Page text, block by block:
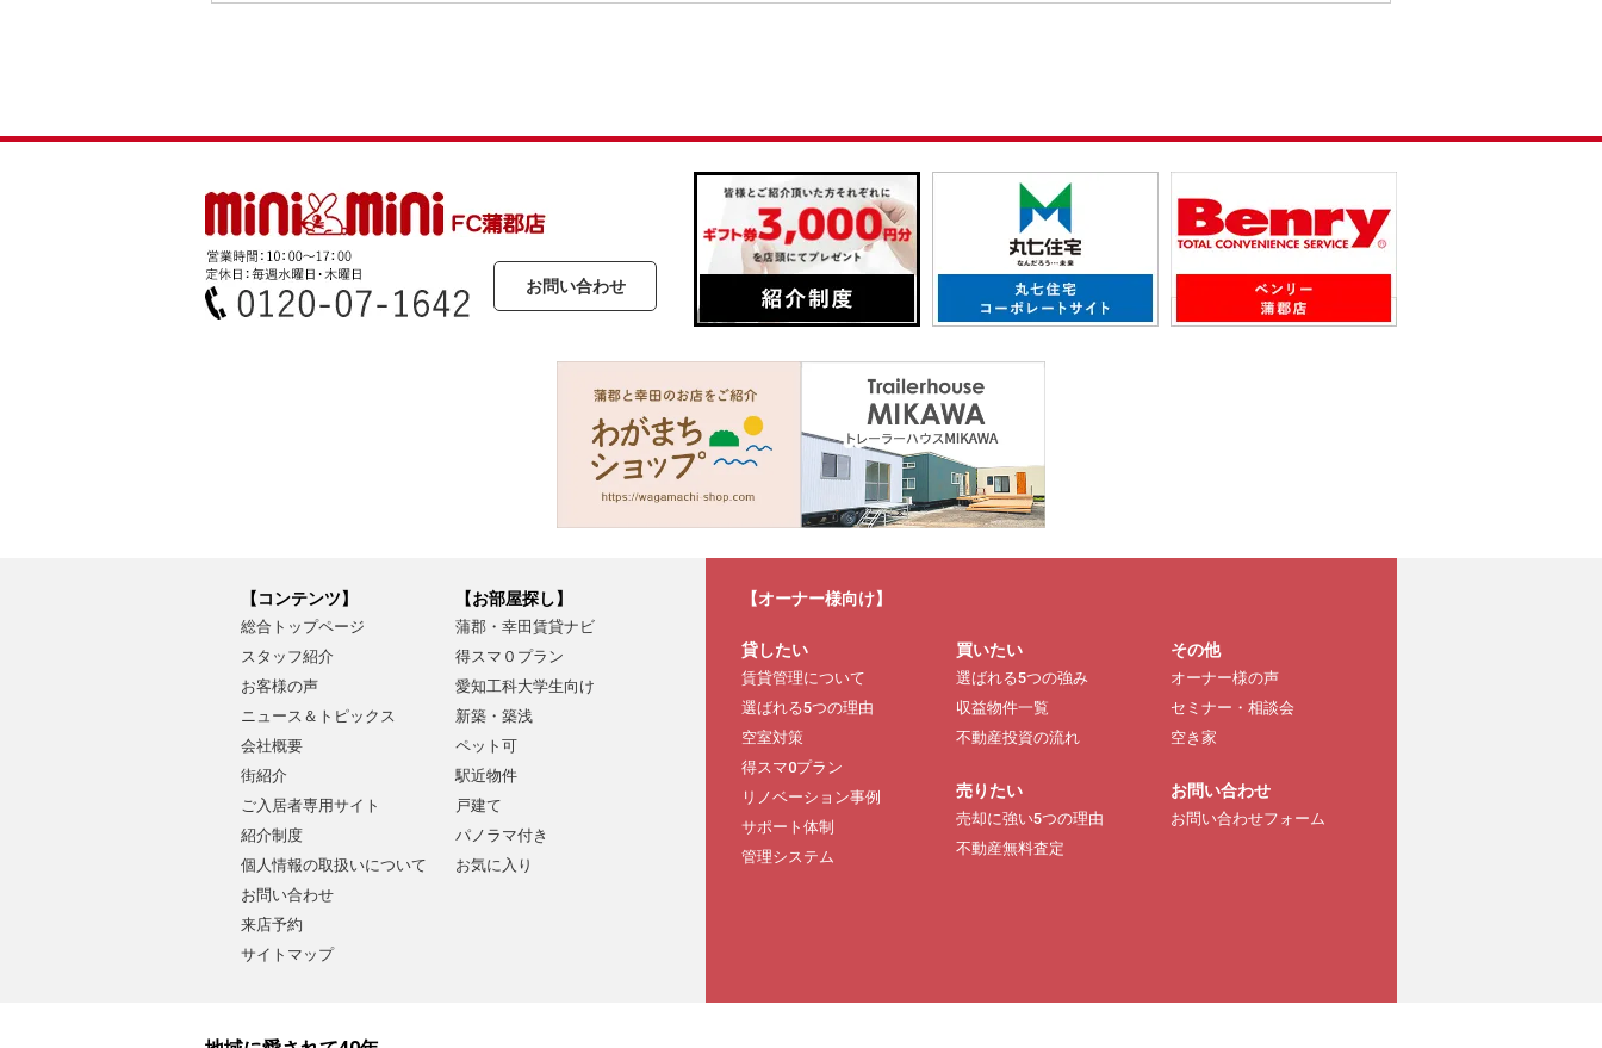
お問い合わせ
【コンテンツ】
総合トップページ
スタッフ紹介
お客様の声
ニュース＆トピックス
会社概要
街紹介
ご入居者専用サイト
紹介制度
個人情報の取扱いについて
お問い合わせ
来店予約
サイトマップ
【お部屋探し】
蒲郡・幸田賃貸ナビ
得スマ０プラン
愛知工科大学生向け
新築・築浅
ペット可
駅近物件
戸建て
パノラマ付き
お気に入り
【オーナー様向け】
貸したい
賃貸管理について
選ばれる5つの理由
空室対策
得スマ0プラン
リノベーション事例
サポート体制
管理システム
買いたい
選ばれる5つの強み
収益物件一覧
不動産投資の流れ
売りたい
売却に強い5つの理由
不動産無料査定
その他
オーナー様の声
セミナー・相談会
空き家
お問い合わせ
お問い合わせフォーム